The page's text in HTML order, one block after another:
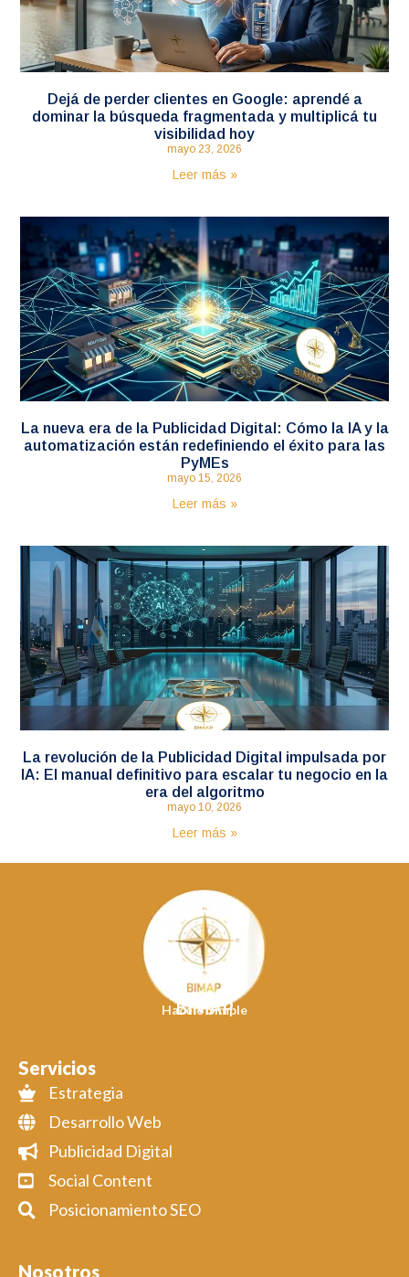
Dejá de perder clientes en Google: aprendé a
dominar la búsqueda fragmentada y multiplicá tu
visibilidad hoy
mayo 23, 2026
Leer más »
La nueva era de la Publicidad Digital: Cómo la IA y la
automatización están redefiniendo el éxito para las
PyMEs
mayo 15, 2026
Leer más »
La revolución de la Publicidad Digital impulsada por
IA: El manual definitivo para escalar tu negocio en la
era del algoritmo
mayo 10, 2026
Leer más »
BIMAP
Hacelo Simple
Servicios
Estrategia
Desarrollo Web
Publicidad Digital
Social Content
Posicionamiento SEO
Nosotros